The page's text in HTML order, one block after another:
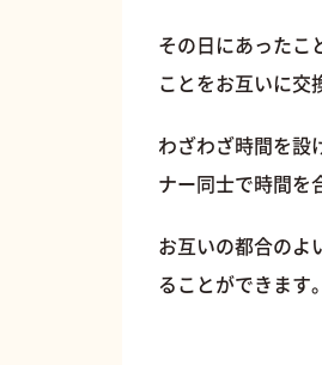
その日にあったこ
ことをお互いに交
わざわざ時間を設
ナー同士で時間を
お互いの都合のよ
ることができます。